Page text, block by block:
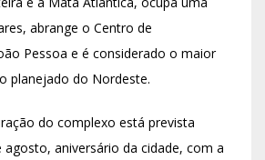
abrange o Centro de
Pessoa e é considerado o maior
planejado do Nordeste.
do complexo está prevista
agosto, aniversário da cidade, com a